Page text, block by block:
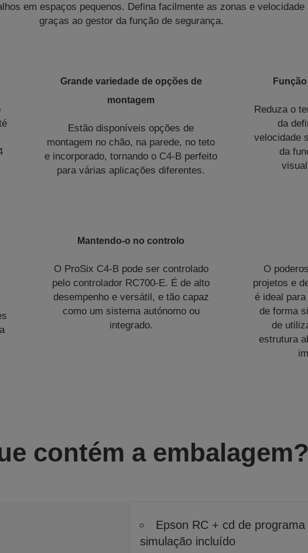
em espaços pequenos. Defina facilmente as zonas e velocidade
graças ao gestor da função de segurança.
Grande variedade de opções de
montagem
Estão disponíveis opções de
montagem no chão, na parede, no teto
e incorporado, tornando o C4-B perfeito
para várias aplicações diferentes.
Reduza o
da
velocidade
da
Mantendo-o no controlo
O ProSix C4-B pode ser controlado
pelo controlador RC700-E. É de alto
desempenho e versátil, e tão capaz
como um sistema autónomo ou
integrado.
O
projetos e
é ideal
de forma
de
estrutura
contém a embalagem?
Epson RC + cd de
simulação incluído